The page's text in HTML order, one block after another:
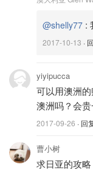
@shelly77 :
2017-10-13 ·
yiyipucca
可以用澳洲
澳洲吗？会
2017-09-26 · 回
曹小树
求日亚的攻